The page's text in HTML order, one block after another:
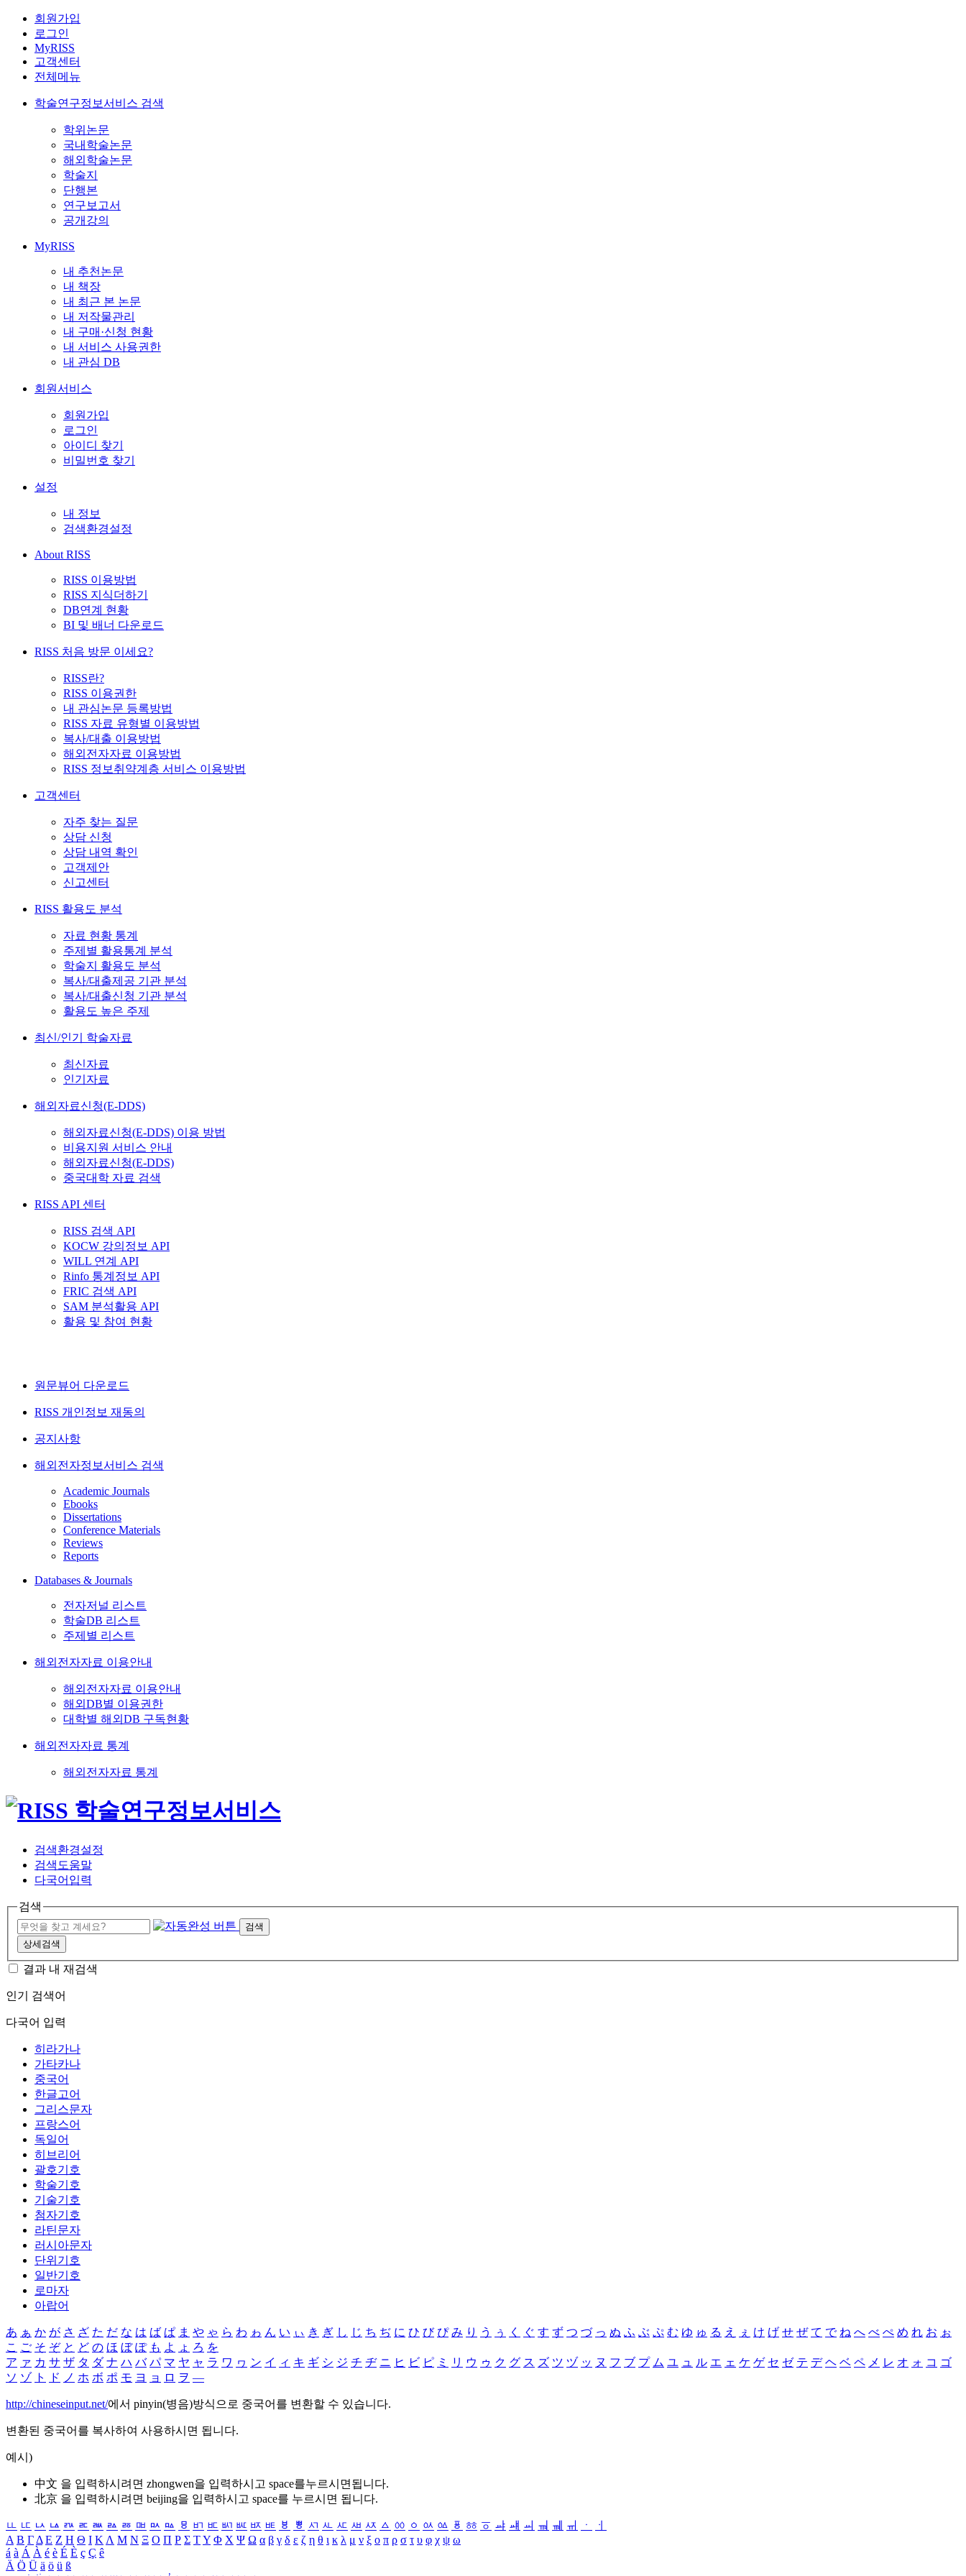
회원가입
로그인
MyRISS
고객센터
전체메뉴
학술연구정보서비스 검색
학위논문
국내학술논문
해외학술논문
학술지
단행본
연구보고서
공개강의
MyRISS
내 추천논문
내 책장
내 최근 본 논문
내 저작물관리
내 구매·신청 현황
내 서비스 사용권한
내 관심 DB
회원서비스
회원가입
로그인
아이디 찾기
비밀번호 찾기
설정
내 정보
검색환경설정
About RISS
RISS 이용방법
RISS 지식더하기
DB연계 현황
BI 및 배너 다운로드
RISS 처음 방문 이세요?
RISS란?
RISS 이용권한
내 관심논문 등록방법
RISS 자료 유형별 이용방법
복사/대출 이용방법
해외전자자료 이용방법
RISS 정보취약계층 서비스 이용방법
고객센터
자주 찾는 질문
상담 신청
상담 내역 확인
고객제안
신고센터
RISS 활용도 분석
자료 현황 통계
주제별 활용통계 분석
학술지 활용도 분석
복사/대출제공 기관 분석
복사/대출신청 기관 분석
활용도 높은 주제
최신/인기 학술자료
최신자료
인기자료
해외자료신청(E-DDS)
해외자료신청(E-DDS) 이용 방법
비용지원 서비스 안내
해외자료신청(E-DDS)
중국대학 자료 검색
RISS API 센터
RISS 검색 API
KOCW 강의정보 API
WILL 연계 API
Rinfo 통계정보 API
FRIC 검색 API
SAM 분석활용 API
활용 및 참여 현황
원문뷰어 다운로드
RISS 개인정보 재동의
공지사항
해외전자정보서비스 검색
Academic Journals
Ebooks
Dissertations
Conference Materials
Reviews
Reports
Databases & Journals
전자저널 리스트
학술DB 리스트
주제별 리스트
해외전자자료 이용안내
해외전자자료 이용안내
해외DB별 이용권한
대학별 해외DB 구독현황
해외전자자료 통계
해외전자자료 통계
검색환경설정
검색도움말
다국어입력
검색
검색
상세검색
결과 내 재검색
인기 검색어
다국어 입력
히라가나
가타카나
중국어
한글고어
그리스문자
프랑스어
독일어
히브리어
괄호기호
학술기호
기술기호
첨자기호
라틴문자
러시아문자
단위기호
일반기호
로마자
아랍어
あ ぁ か が さ ざ た だ な は ば ぱ ま や ゃ ら わ ゎ ん い ぃ き ぎ し じ ち ぢ に ひ び ぴ み り う ぅ く ぐ す ず つ づ っ ぬ ふ ぶ ぷ む ゆ ゅ る え ぇ け げ せ ぜ て で ね へ べ ぺ め れ お ぉ
こ ご そ ぞ と ど の ほ ぼ ぽ も よ ょ ろ を
ア ァ カ サ ザ タ ダ ナ ハ バ パ マ ヤ ャ ラ ワ ヮ ン イ ィ キ ギ シ ジ チ ヂ ニ ヒ ビ ピ ミ リ ウ ゥ ク グ ス ズ ツ ヅ ッ ヌ フ ブ プ ム ユ ュ ル エ ェ ケ ゲ セ ゼ テ デ ヘ ベ ペ メ レ オ ォ コ ゴ
ソ ゾ ト ド ノ ホ ボ ポ モ ヨ ョ ロ ヲ ―
http://chineseinput.net/에서 pinyin(병음)방식으로 중국어를 변환할 수 있습니다.
변환된 중국어를 복사하여 사용하시면 됩니다.
예시)
中文 을 입력하시려면 zhongwen을 입력하시고 space를누르시면됩니다.
北京 을 입력하시려면 beijing을 입력하시고 space를 누르시면 됩니다.
ㅥ ㅦ ㅧ ㅨ ㅩ ㅪ ㅫ ㅬ ㅭ ㅮ ㅯ ㅰ ㅱ ㅲ ㅳ ㅴ ㅵ ㅶ ㅷ ㅸ ㅹ ㅺ ㅻ ㅼ ㅽ ㅾ ㅿ ㆀ ㆁ ㆂ ㆃ ㆄ ㆅ ㆆ ㆇ ㆈ ㆉ ㆊ ㆋ ㆌ ㆍ
ㆎ
Α Β ΓΔ Ε Ζ Η Θ Ι ΚΛ Μ Ν Ξ Ο Π Ρ Σ ΤΥ Φ Χ Ψ Ω α β γ δ ε ζ η θ ι κ λ μ ν ξ ο π ρ σ τ υ φ χ ψ ω
á à Á À é è É È ç Ç ê
Ä Ö Ü ä ö ü ß